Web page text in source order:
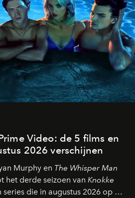
Video: de 5 films en
2026 verschijnen
Murphy en The Whisper Man
het derde seizoen van Knokke
die in augustus 2026 op de